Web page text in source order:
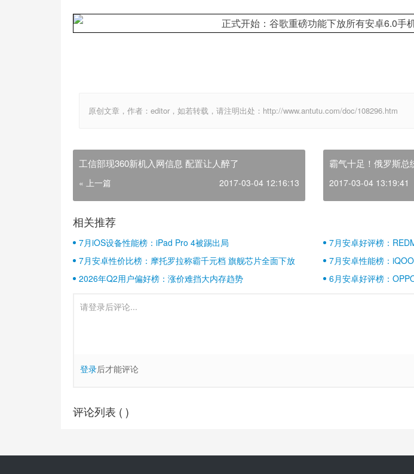
原创文章，作者：editor，如若转载，请注明出处：http://www.antutu.com/doc/108296.htm
工信部现360新机入网信息 配置让人醉了
« 上一篇 2017-03-04 12:16:13
霸气十足！俄罗斯总
2017-03-04 13:19:41
相关推荐
7月iOS设备性能榜：iPad Pro 4被踢出局
7月安卓好评榜：
壁江山
7月安卓性价比榜：摩托罗拉称霸千元档 旗舰芯片全面下放
7月安卓性能榜：
2026年Q2用户偏好榜：涨价难挡大内存趋势
6月安卓好评榜：
登录后才能评论
评论列表 ( )